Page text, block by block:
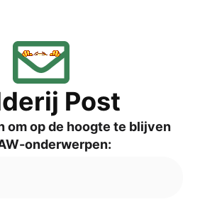
Post
om op de hoog­te te blij­ven
onderwerpen: